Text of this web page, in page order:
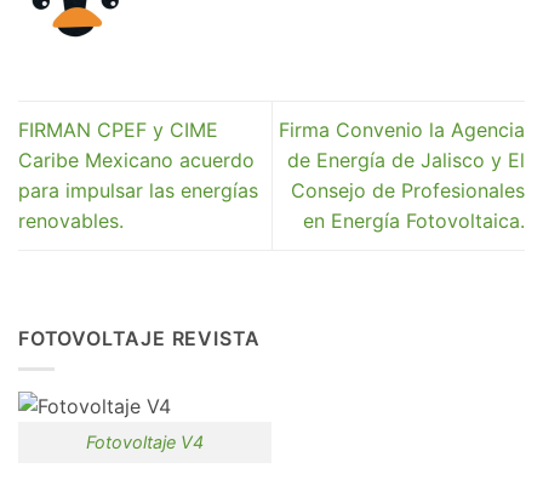
FIRMAN CPEF y CIME
Caribe Mexicano acuerdo
para impulsar las energías
renovables.
Firma Convenio la Agencia
de Energía de Jalisco y El
Consejo de Profesionales
en Energía Fotovoltaica.
FOTOVOLTAJE REVISTA
Fotovoltaje V4